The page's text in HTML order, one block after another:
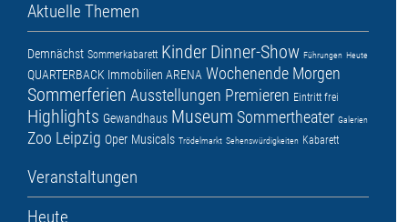
Aktuelle Themen
Demnächst Sommerkabarett Kinder Dinner-Show Führungen Heute
QUARTERBACK Immobilien ARENA Wochenende Morgen
Sommerferien Ausstellungen Premieren Eintritt frei
Highlights Gewandhaus Museum Sommertheater Galerien
Zoo Leipzig Oper Musicals Trödelmarkt Sehenswürdigkeiten Kabarett
Veranstaltungen
Heute